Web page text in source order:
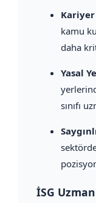
kamu
daha
Yasal
sınıfı
İSG